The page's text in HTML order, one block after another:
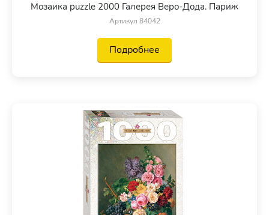
Мозаика puzzle 2000 Галерея Веро-Дода. Париж
Артикул 84042
Подробнее